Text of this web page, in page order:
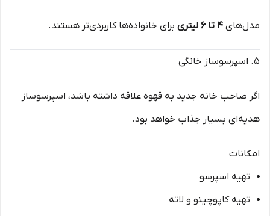
مدل‌های ۴ تا ۶ لیتری برای خانواده‌ها کاربردی‌تر هستند.
۵. اسپرسوساز خانگی
اگر صاحب خانه جدید به قهوه علاقه داشته باشد، اسپرسوساز
هدیه‌ای بسیار جذاب خواهد بود.
امکانات
تهیه اسپرسو
تهیه کاپوچینو و لاته